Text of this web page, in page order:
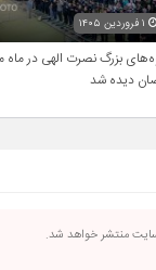
بزرگ نصرت الهی در ماه
دیده شد
منتشر خواهد شد.